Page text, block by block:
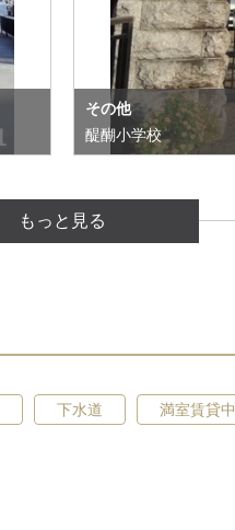
その他
醍醐小学校
もっと見る
下水道 満室賃貸中